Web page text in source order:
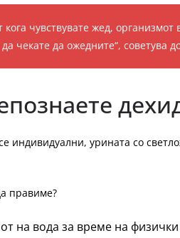
кога чувствувате жед,
чекате да ожедните“, советува
индивидуални, урината со
правиме?
на вода за време на